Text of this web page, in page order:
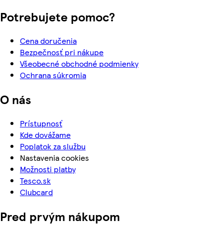
Potrebujete pomoc?
Cena doručenia
Bezpečnosť pri nákupe
Všeobecné obchodné podmienky
Ochrana súkromia
O nás
Prístupnosť
Kde dovážame
Poplatok za službu
Nastavenia cookies
Možnosti platby
Tesco.sk
Clubcard
Pred prvým nákupom